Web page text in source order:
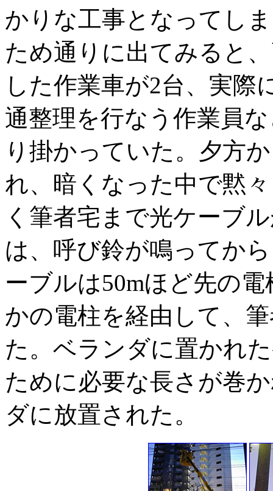
かりな工事となってし
ため通りに出てみると
した作業車が2台、実際
通整理を行なう作業員
り掛かっていた。夕方
れ、暗くなった中で黙
く筆者宅まで光ケーブ
は、呼び鈴が鳴ってか
ーブルは50mほど先の
かの電柱を経由して、
た。ベランダに置かれ
ために必要な長さが巻
ダに放置された。